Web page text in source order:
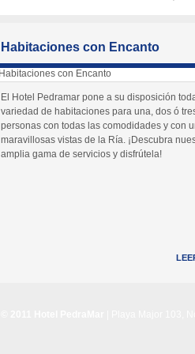
Habitaciones con Encanto
El Hotel Pedramar pone a su disposición
variedad de habitaciones para una, dos ó
personas con todas las comodidades y con
maravillosas vistas de la Ría. ¡Descubra
amplia gama de servicios y disfrútela!